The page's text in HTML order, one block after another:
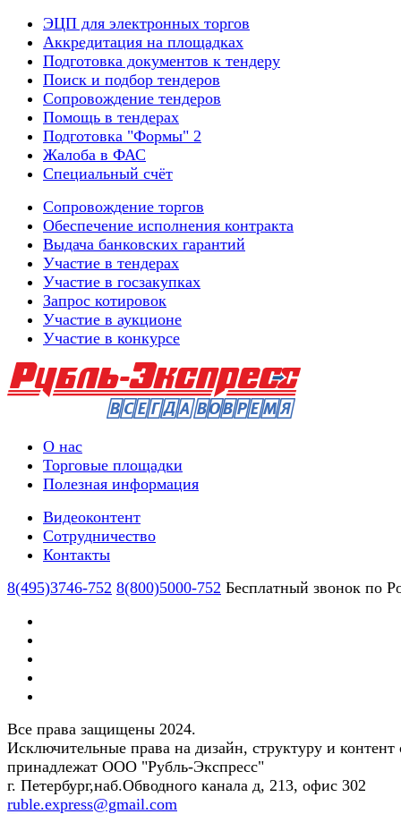
ЭЦП для электронных торгов
Аккредитация на площадках
Подготовка документов к тендеру
Поиск и подбор тендеров
Сопровождение тендеров
Помощь в тендерах
Подготовка "Формы" 2
Жалоба в ФАС
Специальный счёт
Сопровождение торгов
Обеспечение исполнения контракта
Выдача банковских гарантий
Участие в тендерах
Участие в госзакупках
Запрос котировок
Участие в аукционе
Участие в конкурсе
О нас
Торговые площадки
Полезная информация
Видеоконтент
Сотрудничество
Контакты
8(495)3746-752 8(800)5000-752 Бесплатный звонок по
Все права защищены 2024.
Исключительные права на дизайн, структуру и контент
принадлежат ООО "Рубль-Экспресс"
г. Петербург,наб.Обводного канала д, 213, офис 302
ruble.express@gmail.com